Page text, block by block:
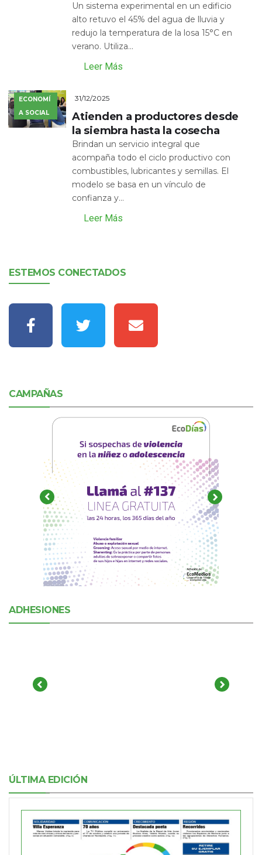
Un sistema experimental en un edificio
alto retuvo el 45% del agua de lluvia y
redujo la temperatura de la losa 15°C en
verano. Utiliza...
Leer Más
ECONOMÍ
A SOCIAL
31/12/2025
Atienden a productores desde
la siembra hasta la cosecha
Brindan un servicio integral que
acompaña todo el ciclo productivo con
combustibles, lubricantes y semillas. El
modelo se basa en un vínculo de
confianza y...
Leer Más
ESTEMOS CONECTADOS
CAMPAÑAS
ADHESIONES
ÚLTIMA EDICIÓN